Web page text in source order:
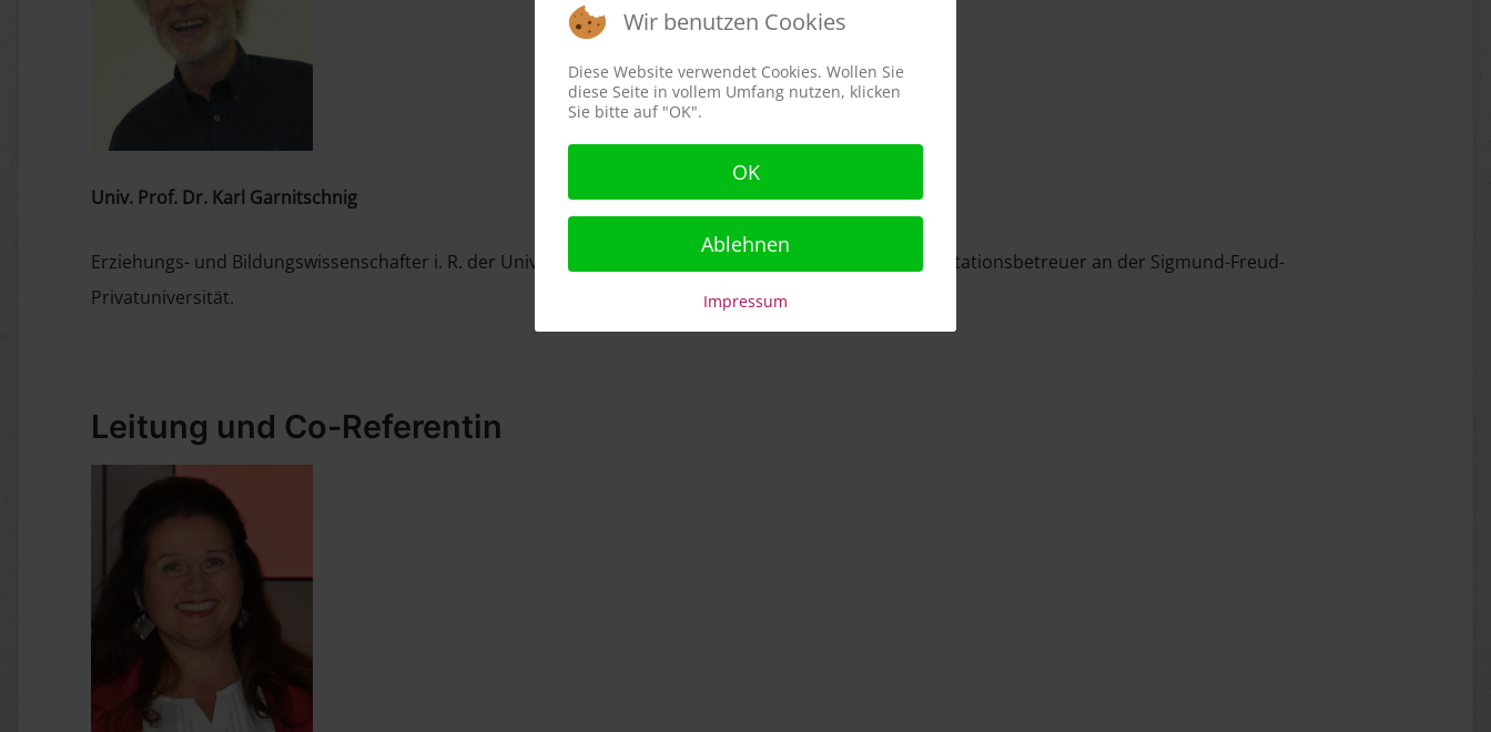
Univ. Prof. Dr. Karl Garnitschnig
Erziehungs- und Bildungswissenschafter i. R. der Universität Wien, Psychotherapeut, Supervisor, Dissertationsbetreuer an der Sigmund-Freud-
Privatuniversität.
Leitung und Co-Referentin
Wir benutzen Cookies
Diese Website verwendet Cookies. Wollen Sie
diese Seite in vollem Umfang nutzen, klicken
Sie bitte auf "OK".
OK
Ablehnen
Impressum